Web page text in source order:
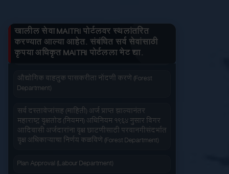
जलद सेवा सेवा आपल्या दारात
सहज पोहोच सोपी शुल्कभरणा
खालील सेवा MAITRI पोर्टलवर स्थलांतरित
करण्यात आल्या आहेत. संबंधित सर्व सेवांसाठी
कृपया अधिकृत MAITRI पोर्टलला भेट द्या.
वीजसंचमांडणीचे नकाशा मंजुरी परवानगी देणे (Energy
Department)
औद्योगिक वाहतुक पासकरीता नोंदणी करणे (Forest
Department)
सर्व दस्तावेजांसह (माहिती) अर्ज प्राप्त झाल्यानंतर
महाराष्ट्र वृक्षतोड (नियमन) अधिनियम १९६४ नुसार बिगर
आदिवासी अर्जदारांना वृक्ष छाटणीसाठी परवानगीसंदर्भात
वृक्ष अधिकाऱ्याचा निर्णय कळविणे (Forest Department)
Plan Approval (Labour Department)